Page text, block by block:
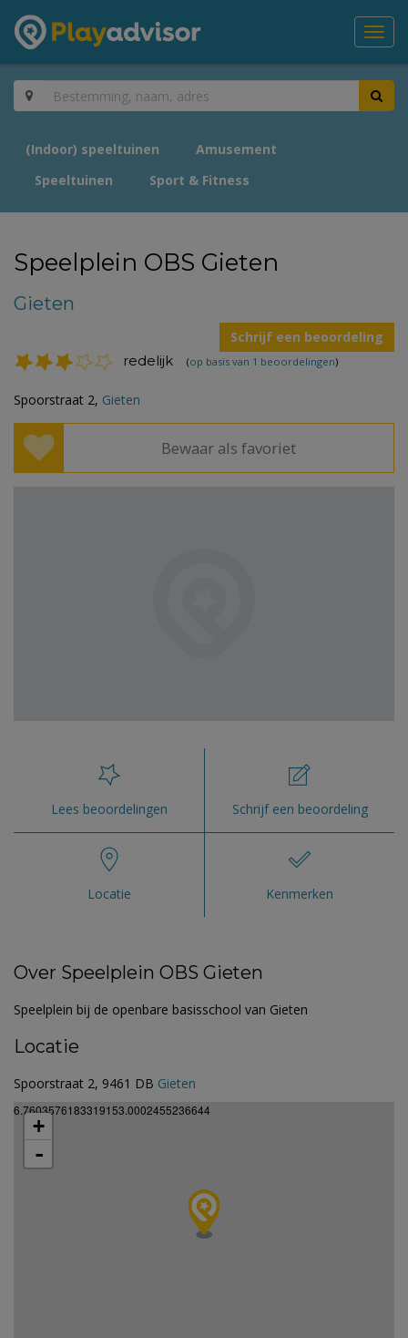
(Indoor) speeltuinen
Amusement
Speeltuinen
Sport & Fitness
Speelplein OBS Gieten
Gieten
Schrijf een beoordeling
redelijk (op basis van 1 beoordelingen)
Spoorstraat 2, Gieten
Bewaar als favoriet
Lees beoordelingen Schrijf een beoordeling
Locatie Kenmerken
Over Speelplein OBS Gieten
Speelplein bij de openbare basisschool van Gieten
Locatie
Spoorstraat 2, 9461 DB Gieten
6.7603576183319153.0002455236644
+
-